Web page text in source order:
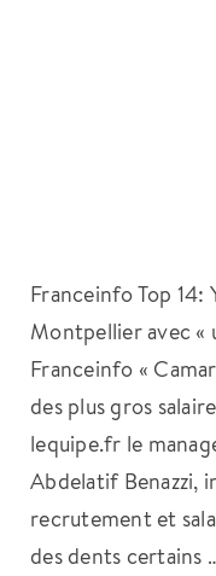
Franceinfo Top 14:
Montpellier avec «
Franceinfo «
des plus gros
lequipe.fr le
Abdelatif Benazzi,
recrutement et
des dents certains